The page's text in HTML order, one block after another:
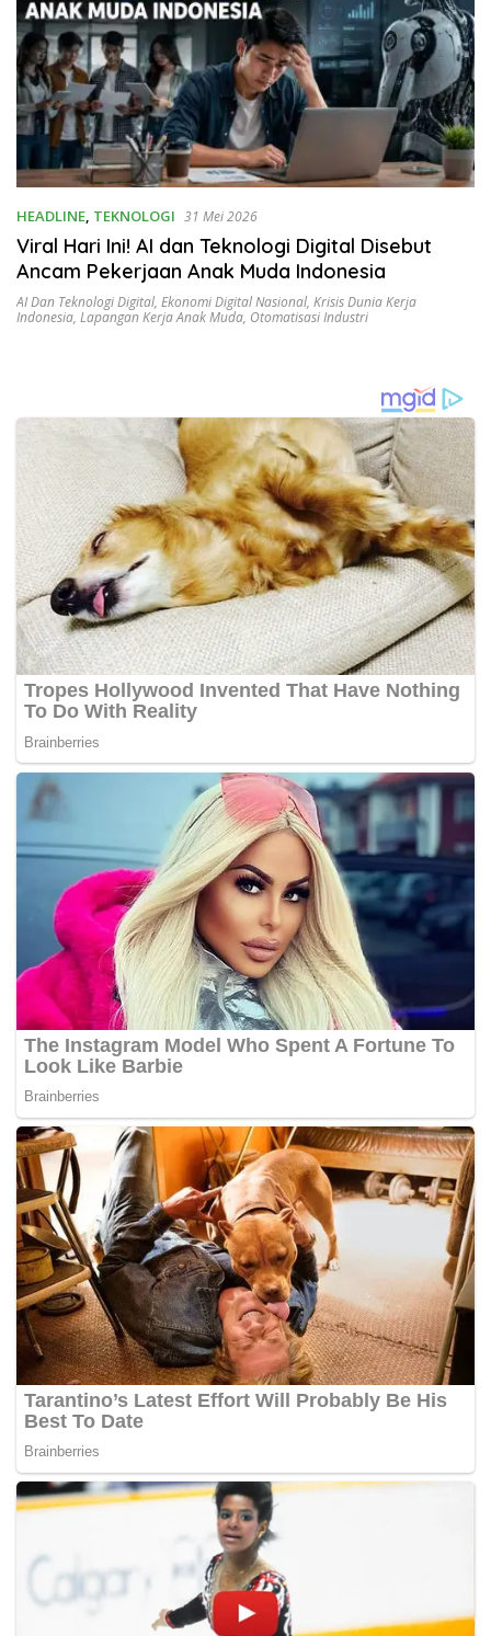
HEADLINE, TEKNOLOGI 31 Mei 2026
Viral Hari Ini! AI dan Teknologi Digital Disebut
Ancam Pekerjaan Anak Muda Indonesia
AI Dan Teknologi Digital, Ekonomi Digital Nasional, Krisis Dunia Kerja
Indonesia, Lapangan Kerja Anak Muda, Otomatisasi Industri